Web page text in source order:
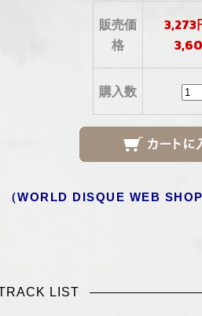
販売価
格
3,273
購入数
（WORLD DISQUE WEB SHOP
LIST